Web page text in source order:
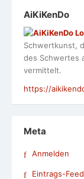
AiKiKenDo
Schwertkunst,
des Schwertes
vermittelt.
https://
Meta
Anmelden
Eintrags-Feed